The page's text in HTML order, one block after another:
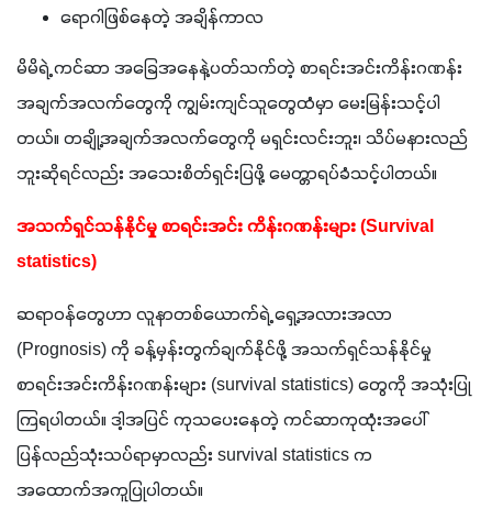
ရောဂါဖြစ်နေတဲ့ အချိန်ကာလ
မိမိရဲ့ ကင်ဆာ အခြေအနေနဲ့ပတ်သက်တဲ့ စာရင်းအင်းကိန်းဂဏန်း
အချက်အလက်တွေကို ကျွမ်းကျင်သူတွေထံမှာ မေးမြန်းသင့်ပါ
တယ်။ တချို့အချက်အလက်တွေကို မရှင်းလင်းဘူး၊ သိပ်မနားလည်
ဘူးဆိုရင်လည်း အသေးစိတ်ရှင်းပြဖို့ မေတ္တာရပ်ခံသင့်ပါတယ်။
အသက်ရှင်သန်နိုင်မှု စာရင်းအင်း ကိန်းဂဏန်းများ (Survival
statistics)
ဆရာဝန်တွေဟာ လူနာတစ်ယောက်ရဲ့ ရှေ့အလားအလာ
(Prognosis) ကို ခန့်မှန်းတွက်ချက်နိုင်ဖို့ အသက်ရှင်သန်နိုင်မှု
စာရင်းအင်းကိန်းဂဏန်းများ (survival statistics) တွေကို အသုံးပြု
ကြရပါတယ်။ ဒါ့အပြင် ကုသပေးနေတဲ့ ကင်ဆာကုထုံးအပေါ်
ပြန်လည်သုံးသပ်ရာမှာလည်း survival statistics က
အထောက်အကူပြုပါတယ်။